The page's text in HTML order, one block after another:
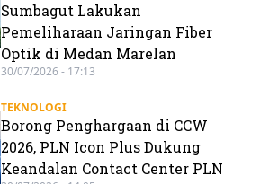
Sumbagut Lakukan
Pemeliharaan Jaringan Fiber
Optik di Medan Marelan
30/07/2026 - 17:13
TEKNOLOGI
Borong Penghargaan di CCW
2026, PLN Icon Plus Dukung
Keandalan Contact Center PLN